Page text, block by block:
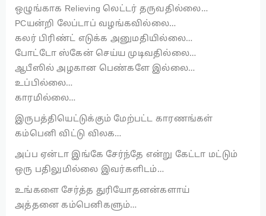
ஒழுங்காக Relieving லெட்டர் தருவதில்லை…
PCயன்றி லேப்டாப் வழங்கவில்லை…
கலர் பிரிண்ட் எடுக்க அனுமதியில்லை…
போட்டோ ஸ்கேன் செய்ய முடிவதில்லை…
ஆபீஸில் அழகான பெண்களே இல்லை…
உப்பில்லை…
காரமில்லை…
இருபத்தியெட்டுக்கும் மேற்பட்ட காரணங்கள்
கம்பெனி விட்டு விலக…
அப்ப ஏன்டா இங்கே சேர்ந்தே என்று கேட்டா மட்டும்
ஒரு பதிலுமில்லை இவர்களிடம்…
உங்களை சேர்த்த துரியோதனன்களாய்
அத்தனை கம்பெனிகளும்…